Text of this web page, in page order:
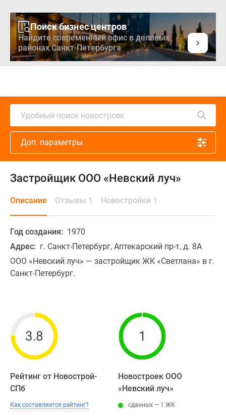
Поиск бизнес центров
Найдите современный офис в деловых
районах Санкт-Петербурга
Удобный поиск новостроек
Доп. параметры
Застройщик ООО «Невский луч»
Описание Отзывы 1 Новостройки 1
Год создания: 1970
Адрес: г. Санкт-Петербург, Аптекарский пр-т, д. 8А
ООО «Невский луч» — застройщик ЖК «Светлана» в г.
Санкт-Петербург.
3.8
Рейтинг от Новострой-
СПб
Как составляется рейтинг?
1
Новостроек ООО
«Невский луч»
сданных — 1 ЖК